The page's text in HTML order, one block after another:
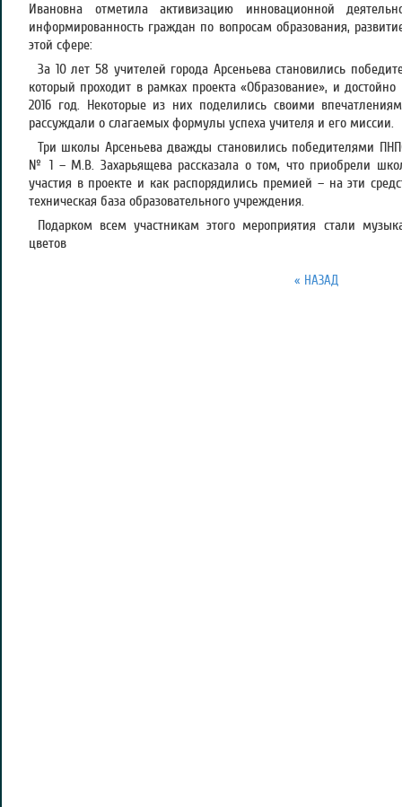
Ивановна отметила активизацию инновационной
информированность граждан по вопросам образования,
этой сфере:
За 10 лет 58 учителей города Арсеньева становились
который проходит в рамках проекта «Образование», и
2016 год. Некоторые из них поделились своими
рассуждали о слагаемых формулы успеха учителя и его миссии.
Три школы Арсеньева дважды становились победителями
№ 1 – М.В. Захарьящева рассказала о том, что приобрели
участия в проекте и как распорядились премией – на эти
техническая база образовательного учреждения.
Подарком всем участникам этого мероприятия стали
цветов
« НАЗАД